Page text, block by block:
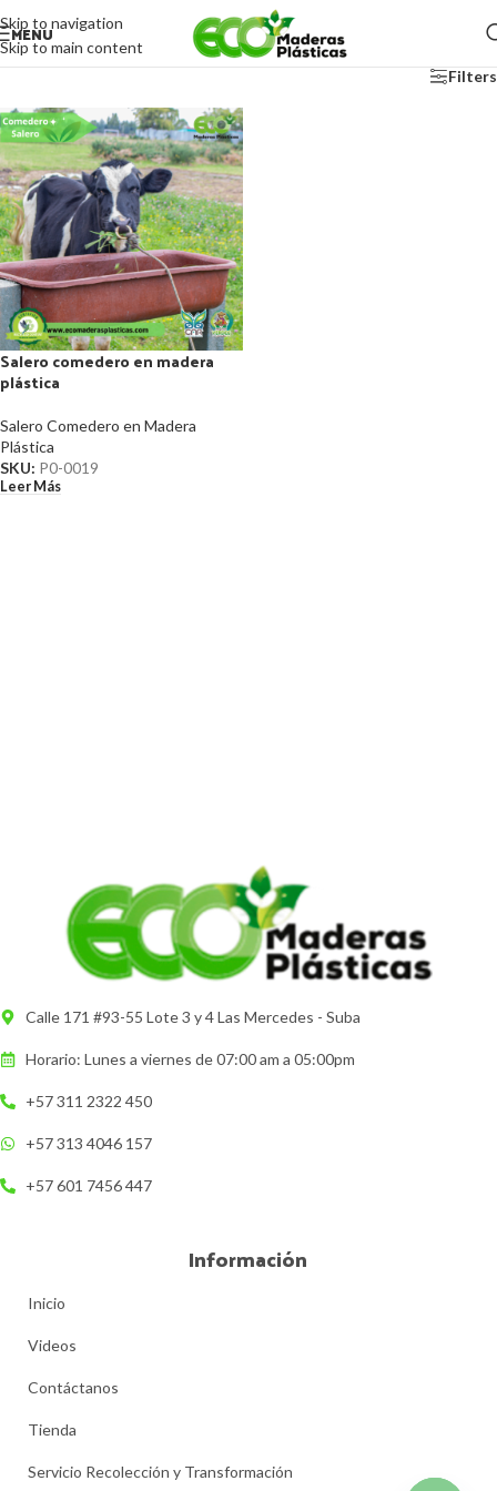
Skip to navigation
Skip to main content
MENU
Filters
Salero comedero en madera
plástica
Salero Comedero en Madera
Plástica
SKU: P0-0019
Leer Más
Calle 171 #93-55 Lote 3 y 4 Las Mercedes - Suba
Horario: Lunes a viernes de 07:00 am a 05:00pm
+57 311 2322 450
+57 313 4046 157
+57 601 7456 447
Información
Inicio
Videos
Contáctanos
Tienda
Servicio Recolección y Transformación